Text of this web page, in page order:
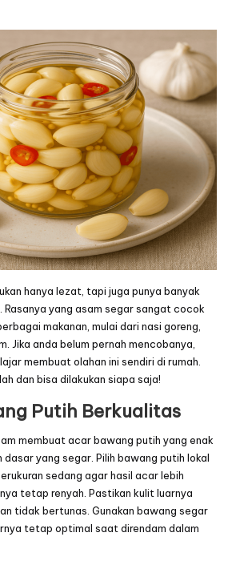
hanya lezat, tapi juga punya banyak
yang asam segar sangat cocok
makanan, mulai dari nasi goreng,
Jika anda belum pernah mencobanya,
membuat olahan ini sendiri di rumah.
dan bisa dilakukan siapa saja!
Putih Berkualitas
membuat acar bawang putih yang enak
dasar yang segar. Pilih bawang putih lokal
sedang agar hasil acar lebih
tetap renyah. Pastikan kulit luarnya
tidak bertunas. Gunakan bawang segar
tetap optimal saat direndam dalam